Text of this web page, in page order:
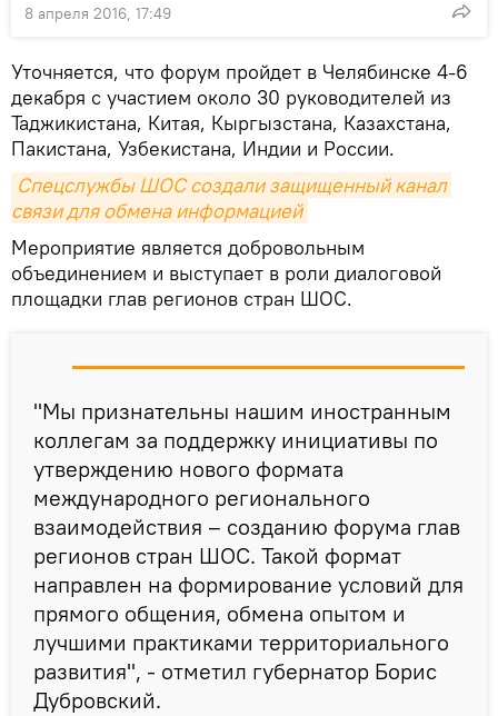
8 апреля 2016, 17:49
Уточняется, что форум пройдет в Челябинске 4-6
декабря с участием около 30 руководителей из
Таджикистана, Китая, Кыргызстана, Казахстана,
Пакистана, Узбекистана, Индии и России.
Спецслужбы ШОС создали защищенный канал
связи для обмена информацией
Мероприятие является добровольным
объединением и выступает в роли диалоговой
площадки глав регионов стран ШОС.
"Мы признательны нашим иностранным
коллегам за поддержку инициативы по
утверждению нового формата
международного регионального
взаимодействия – созданию форума глав
регионов стран ШОС. Такой формат
направлен на формирование условий для
прямого общения, обмена опытом и
лучшими практиками территориального
развития", - отметил губернатор Борис
Дубровский.